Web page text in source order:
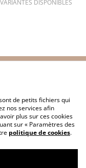
DISPONIBLES
de cookies
de petits fichiers qui
nos services afin
plus sur ces cookies
sur « Paramètres des
politique de cookies.